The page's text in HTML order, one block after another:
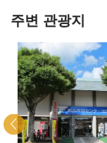
주변 관광지